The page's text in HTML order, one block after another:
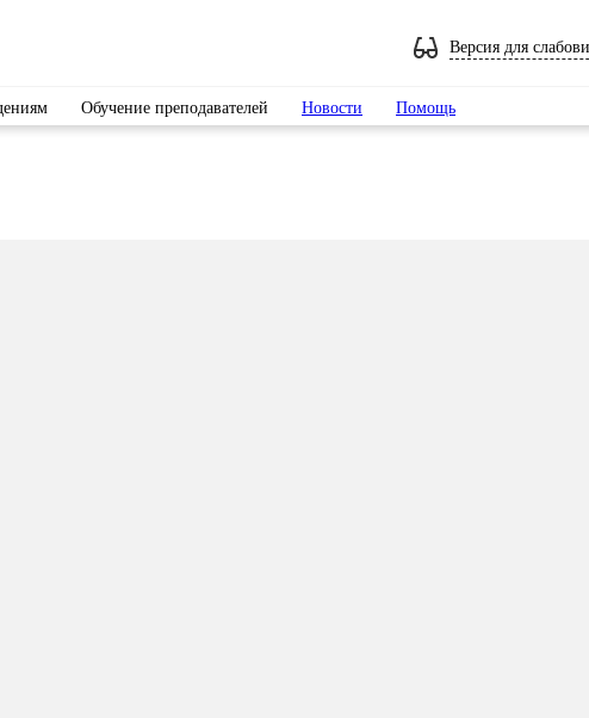
Версия для
Обучение преподавателей Новости Помощь